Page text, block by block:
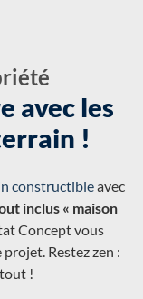
avec les
!
constructibleavec
inclus « maison
Concept vous
Restez zen :
!